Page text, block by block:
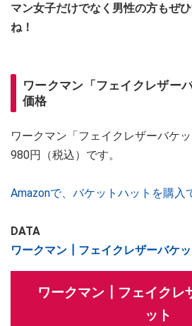
マン女子だけでなく男性の方もぜ
ね！
ワークマン「フェイクレザー
価格
ワークマン「フェイクレザーバケ
980円（税込）です。
Amazonで、バケットハットを購入
DATA
ワークマン┃フェイクレザーバケッ
ワークマン┃フェイクレ
ット